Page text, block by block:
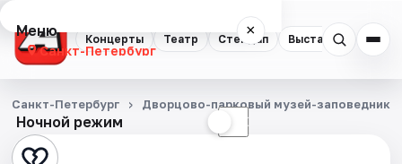
Концерты Театр Стендап Выставки
Меню ×
Санкт-Петербург
Концерты
Театр
Ночной режим ☾
Санкт-Петербург Дворцово-парковый музей-заповедник